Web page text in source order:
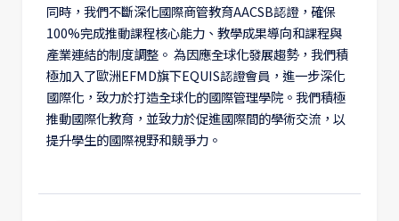
同時，我們不斷深化國際商管教育AACSB認證，確保
100%完成推動課程核心能力、教學成果導向和課程與
產業連結的制度調整。 為因應全球化發展趨勢，我們積
極加入了歐洲EFMD旗下EQUIS認證會員，進一步深化
國際化，致力於打造全球化的國際管理學院。我們積極
推動國際化教育，並致力於促進國際間的學術交流，以
提升學生的國際視野和競爭力。